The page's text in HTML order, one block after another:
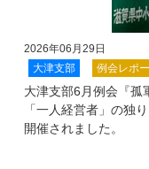
2026年06月29日
大津支部
例会レポ
大津支部6月例会『
「一人経営者」の独
開催されました。